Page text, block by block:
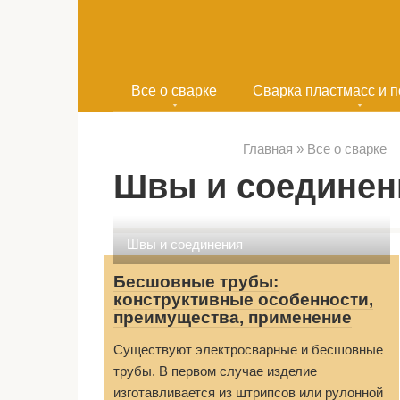
Все о сварке Сварка пластмасс и
Главная » Все о сварке
Швы и
Швы и соединения
Бесшовные трубы:
конструктивные особенности,
преимущества, применение
Существуют электросварные и бесшовные
трубы. В первом случае изделие
изготавливается из штрипсов или рулонной